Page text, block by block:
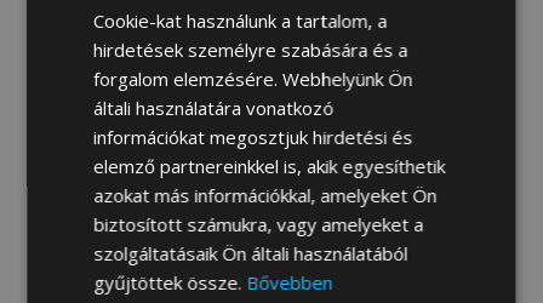
Fotógaléria:
Cookie-kat használunk a tartalom, a
hirdetések személyre szabására és a
forgalom elemzésére. Webhelyünk Ön
általi használatára vonatkozó
információkat megosztjuk hirdetési és
elemző partnereinkkel is, akik egyesíthetik
azokat más információkkal, amelyeket Ön
biztosított számukra, vagy amelyeket a
szolgáltatásaik Ön általi használatából
gyűjtöttek össze. Bővebben